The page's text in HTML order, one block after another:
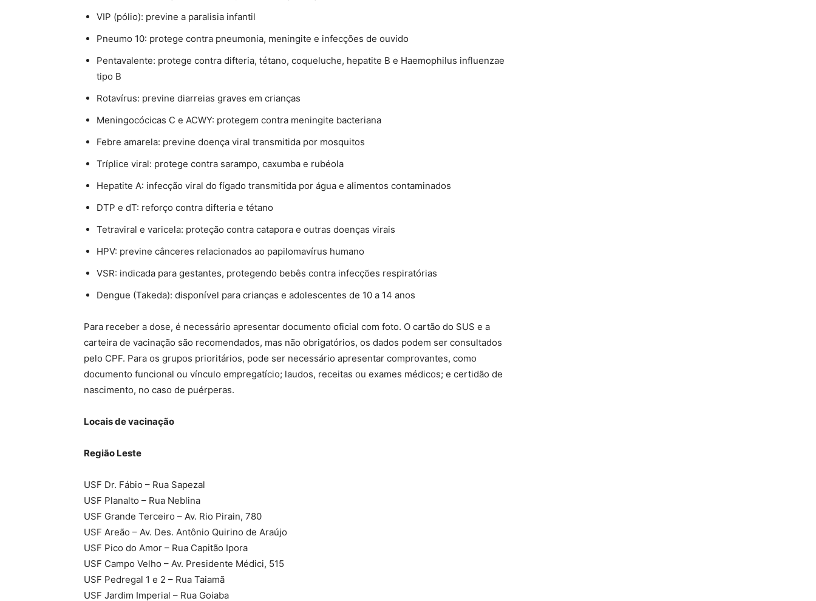
VIP (pólio): previne a paralisia infantil
Pneumo 10: protege contra pneumonia, meningite e infecções de ouvido
Pentavalente: protege contra difteria, tétano, coqueluche, hepatite B e Haemophilus influenzae
tipo B
Rotavírus: previne diarreias graves em crianças
Meningocócicas C e ACWY: protegem contra meningite bacteriana
Febre amarela: previne doença viral transmitida por mosquitos
Tríplice viral: protege contra sarampo, caxumba e rubéola
Hepatite A: infecção viral do fígado transmitida por água e alimentos contaminados
DTP e dT: reforço contra difteria e tétano
Tetraviral e varicela: proteção contra catapora e outras doenças virais
HPV: previne cânceres relacionados ao papilomavírus humano
VSR: indicada para gestantes, protegendo bebês contra infecções respiratórias
Dengue (Takeda): disponível para crianças e adolescentes de 10 a 14 anos
Para receber a dose, é necessário apresentar documento oficial com foto. O cartão do SUS e a
carteira de vacinação são recomendados, mas não obrigatórios, os dados podem ser consultados
pelo CPF. Para os grupos prioritários, pode ser necessário apresentar comprovantes, como
documento funcional ou vínculo empregatício; laudos, receitas ou exames médicos; e certidão de
nascimento, no caso de puérperas.
Locais de vacinação
Região Leste
USF Dr. Fábio – Rua Sapezal
USF Planalto – Rua Neblina
USF Grande Terceiro – Av. Rio Pirain, 780
USF Areão – Av. Des. Antônio Quirino de Araújo
USF Pico do Amor – Rua Capitão Ipora
USF Campo Velho – Av. Presidente Médici, 515
USF Pedregal 1 e 2 – Rua Taiamã
USF Jardim Imperial – Rua Goiaba